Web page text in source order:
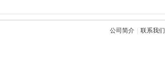
公司简介 联系我们